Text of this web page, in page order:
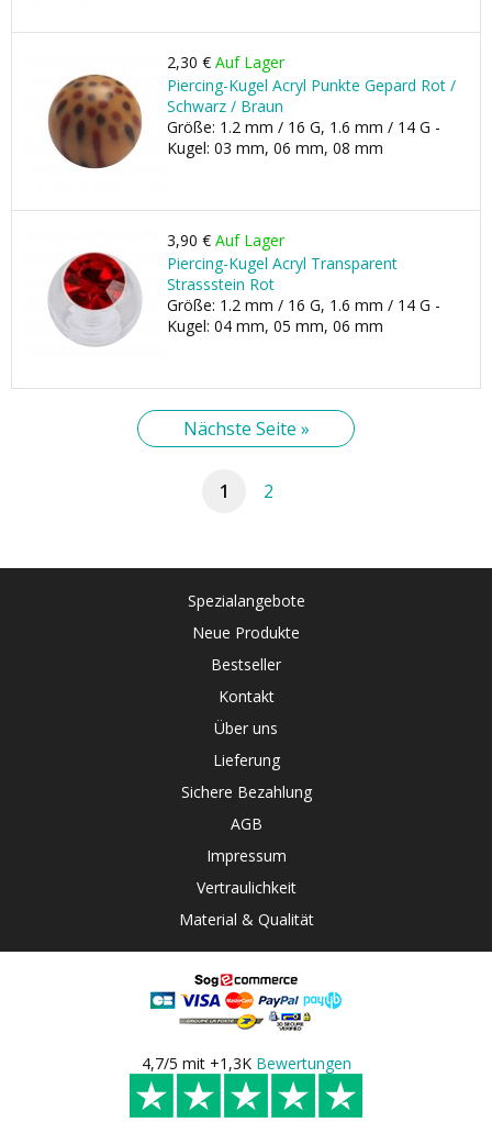
2,30 € Auf Lager
Piercing-Kugel Acryl Punkte Gepard Rot /
Schwarz / Braun
Größe: 1.2 mm / 16 G, 1.6 mm / 14 G -
Kugel: 03 mm, 06 mm, 08 mm
3,90 € Auf Lager
Piercing-Kugel Acryl Transparent
Strassstein Rot
Größe: 1.2 mm / 16 G, 1.6 mm / 14 G -
Kugel: 04 mm, 05 mm, 06 mm
Nächste Seite »
1 2
Spezialangebote
Neue Produkte
Bestseller
Kontakt
Über uns
Lieferung
Sichere Bezahlung
AGB
Impressum
Vertraulichkeit
Material & Qualität
4,7/5 mit +1,3K Bewertungen